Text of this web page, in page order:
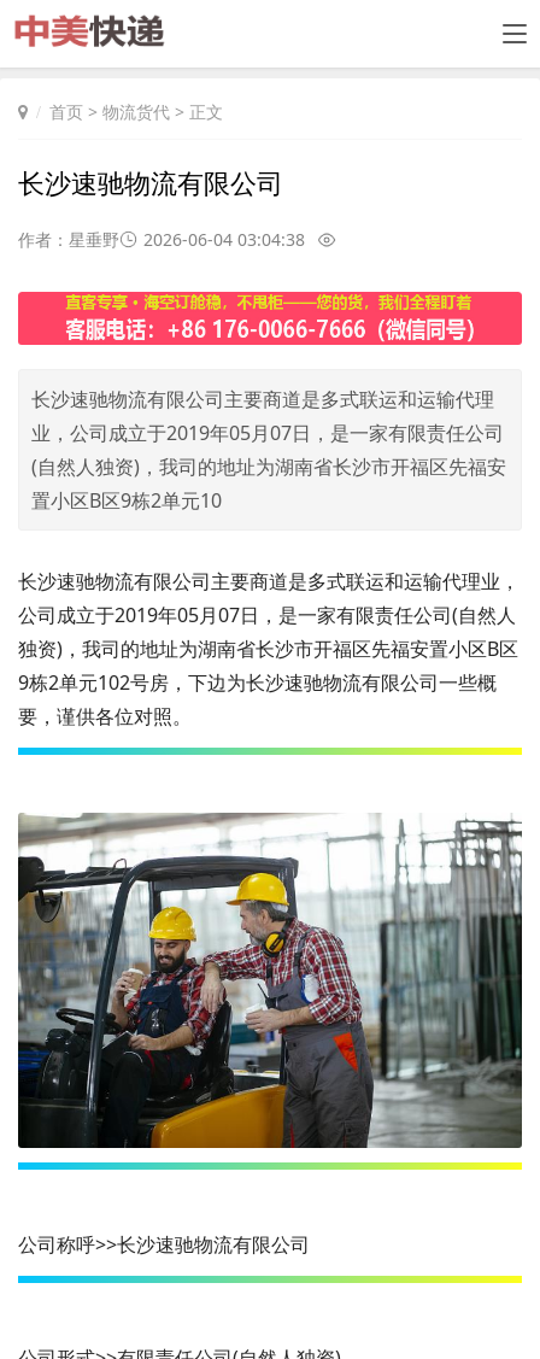
首页 > 物流货代 > 正文
长沙速驰物流有限公司
作者：星垂野 2026-06-04 03:04:38
长沙速驰物流有限公司主要商道是多式联运和运输代理
业，公司成立于2019年05月07日，是一家有限责任公司
(自然人独资)，我司的地址为湖南省长沙市开福区先福安
置小区B区9栋2单元10
长沙速驰物流有限公司主要商道是多式联运和运输代理业，
公司成立于2019年05月07日，是一家有限责任公司(自然人
独资)，我司的地址为湖南省长沙市开福区先福安置小区B区
9栋2单元102号房，下边为长沙速驰物流有限公司一些概
要，谨供各位对照。
公司称呼>>长沙速驰物流有限公司